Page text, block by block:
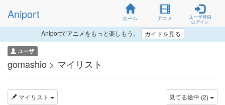
Aniport ホーム アニメ
ユーザ登録
ログイン
Aniportでアニメをもっと楽しもう。 ガイドを見る
ユーザ
gomashio > マイリスト
マイリスト 見てる途中 (2)